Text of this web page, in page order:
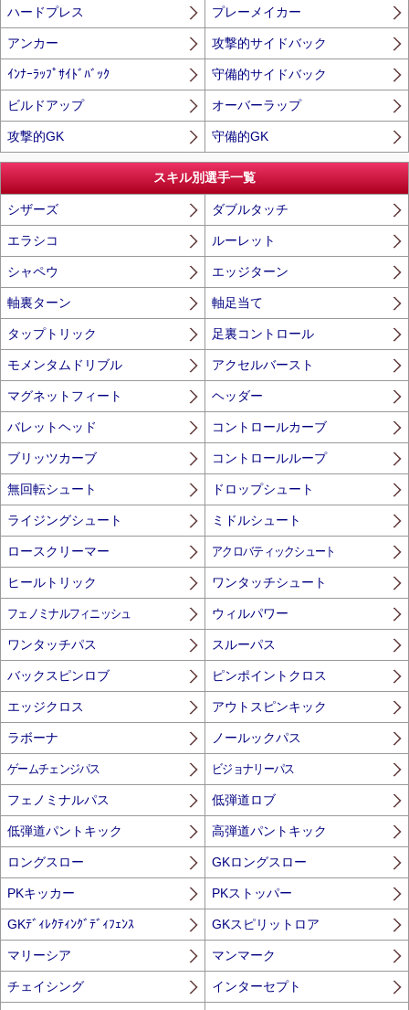
ハードプレス プレーメイカー
アンカー 攻撃的サイドバック
ｲﾝﾅｰﾗｯﾌﾟｻｲﾄﾞﾊﾞｯｸ 守備的サイドバック
ビルドアップ オーバーラップ
攻撃的GK 守備的GK
スキル別選手一覧
シザーズ ダブルタッチ
エラシコ ルーレット
シャペウ エッジターン
軸裏ターン 軸足当て
タップトリック 足裏コントロール
モメンタムドリブル アクセルバースト
マグネットフィート ヘッダー
バレットヘッド コントロールカーブ
ブリッツカーブ コントロールループ
無回転シュート ドロップシュート
ライジングシュート ミドルシュート
ロースクリーマー アクロバティックシュート
ヒールトリック ワンタッチシュート
フェノミナルフィニッシュ ウィルパワー
ワンタッチパス スルーパス
バックスピンロブ ピンポイントクロス
エッジクロス アウトスピンキック
ラボーナ ノールックパス
ゲームチェンジパス ビジョナリーパス
フェノミナルパス 低弾道ロブ
低弾道パントキック 高弾道パントキック
ロングスロー GKロングスロー
PKキッカー PKストッパー
GKﾃﾞｨﾚｸﾃｨﾝｸﾞﾃﾞｨﾌｪﾝｽ GKスピリットロア
マリーシア マンマーク
チェイシング インターセプト